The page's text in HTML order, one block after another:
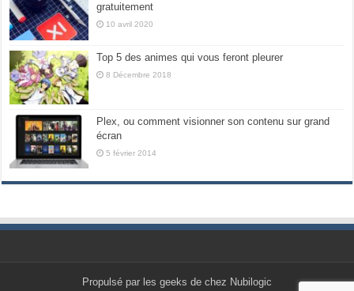
gratuitement
10 avril 2020
Top 5 des animes qui vous feront pleurer
8 Décembre 2018
Plex, ou comment visionner son contenu sur grand
écran
5 février 2014
Propulsé par les geeks de chez Nubilogic